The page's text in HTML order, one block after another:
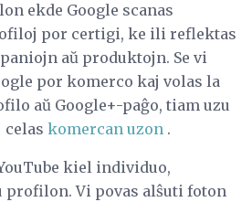
ekde Google scanas
por certigi, ke ili reflektas
aŭ produktojn. Se vi
por komerco kaj volas la
aŭ Google+-paĝo, tiam uzu
celas komercan uzon .
kiel individuo,
profilon. Vi povas alŝuti foton